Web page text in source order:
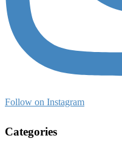
Follow on Instagram
Categories